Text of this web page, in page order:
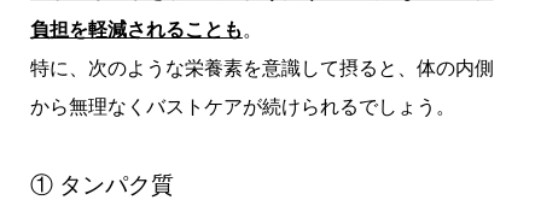
負担を軽減されることも 。
特に、次のような栄養素を意識して摂ると、体の内側
から無理なくバストケアが続けられるでしょう。
① タンパク質